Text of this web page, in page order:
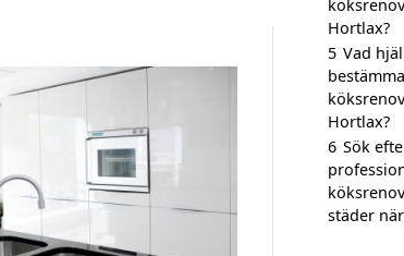
Hortlax?
5 Vad
Hortlax?
6 Sök
städer